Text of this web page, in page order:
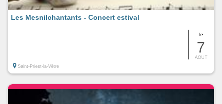
le
7
AOUT
Les Mesnilchantants - Concert estival
Saint-Priest-la-Vêtre